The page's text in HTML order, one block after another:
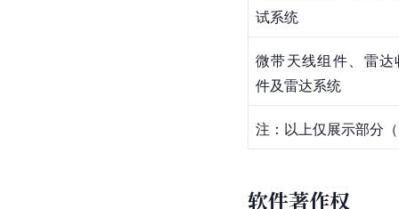
试系统
微带天线组件、雷达
件及雷达系统
注：以上仅展示部分
软件著作权